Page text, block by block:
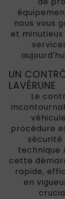
nous vous
et
UN
LAVÉRUNE
Le
procédure
sécurité
technique
cette
rapide,
en